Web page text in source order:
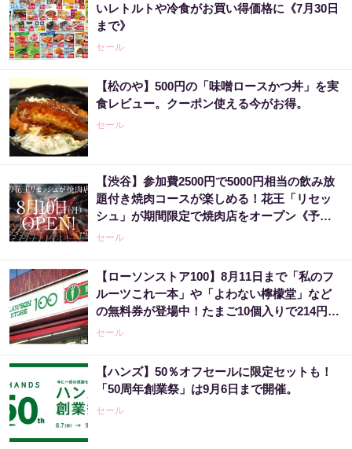
いレトルトや冷食がお買い得価格に《7月30日
まで》
セール
【松のや】500円の「味噌ロースかつ丼」を実
食レビュー。クーポン使える今がお得。
セール
【渋谷】参加費2500円で5000円相当の飲み放
題付き焼肉コースが楽しめる！花王「リセッ
シュ」が期間限定で焼肉店をオープン《予約
受付中》
セール
【ローソンストア100】8月11日まで「私のフ
ルーツこれ一本」や「よわない檸檬堂」など
の無料券が登場中！たまご10個入りで214円な
どのお得企画も見逃せない。
セール
【ハンズ】50％オフセールに限定セットも！
「50周年創業祭」は9月6日まで開催。
セール